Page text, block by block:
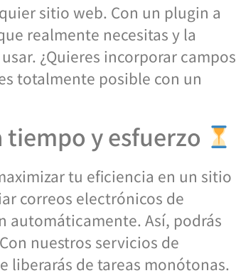
sitio web. Con un plugin a
realmente necesitas y la
¿Quieres incorporar campos
totalmente posible con un
y esfuerzo
tu eficiencia en un sitio
correos electrónicos de
automáticamente. Así, podrás
nuestros servicios de
liberarás de tareas monótonas.